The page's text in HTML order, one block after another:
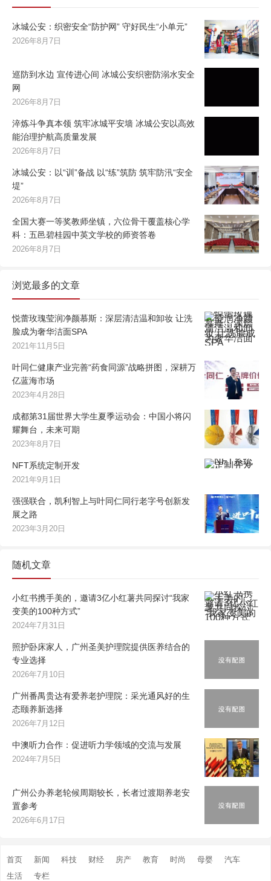
冰城公安：织密安全“防护网” 守好民生“小单元”
2026年8月7日
巡防到水边 宣传进心间 冰城公安织密防溺水安全
网
2026年8月7日
淬炼斗争真本领 筑牢冰城平安墙 冰城公安以高效
能治理护航高质量发展
2026年8月7日
冰城公安：以“训”备战 以“练”筑防 筑牢防汛“安全
堤”
2026年8月7日
全国大赛一等奖教师坐镇，六位骨干覆盖核心学
科：五邑碧桂园中英文学校的师资答卷
2026年8月7日
浏览最多的文章
悦蕾玫瑰莹润净颜慕斯：深层清洁温和卸妆 让洗
脸成为奢华洁面SPA
2021年11月5日
叶同仁健康产业完善“药食同源”战略拼图，深耕万
亿蓝海市场
2023年4月28日
成都第31届世界大学生夏季运动会：中国小将闪
耀舞台，未来可期
2023年8月7日
NFT系统定制开发
2021年9月1日
强强联合，凯利智上与叶同仁同行老字号创新发
展之路
2023年3月20日
随机文章
小红书携手美的，邀请3亿小红薯共同探讨“我家
变美的100种方式”
2024年7月31日
照护卧床家人，广州圣美护理院提供医养结合的
专业选择
2026年7月10日
广州番禺贵达有爱养老护理院：采光通风好的生
态颐养新选择
2026年7月12日
中澳听力合作：促进听力学领域的交流与发展
2024年7月5日
广州公办养老轮候周期较长，长者过渡期养老安
置参考
2026年6月17日
首页 新闻 科技 财经 房产 教育 时尚 母婴
汽车
生活
专栏